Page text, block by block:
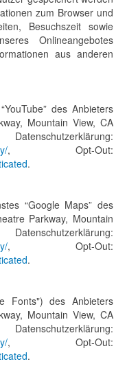
zum Browser und
Besuchszeit sowie
Onlineangebotes
aus anderen
des Anbieters
Mountain View, CA
, Opt-Out:
.
“Google Maps” des
Parkway, Mountain
, Opt-Out:
.
Fonts") des Anbieters
Mountain View, CA
, Opt-Out:
.